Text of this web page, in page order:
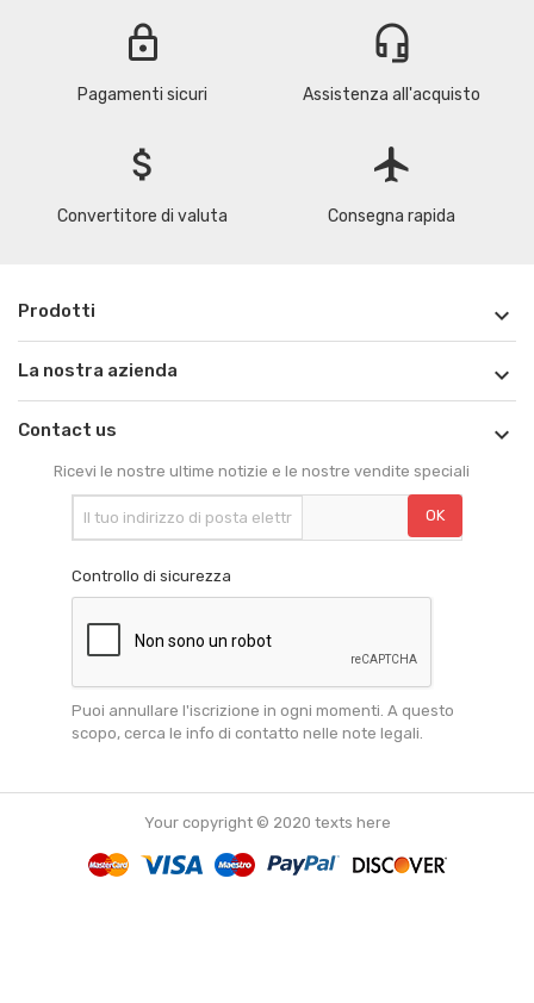
lock
Pagamenti sicuri
headset_mic
Assistenza all'acquisto
attach_money
Convertitore di valuta
flight
Consegna rapida
Prodotti 
La nostra azienda 
Contact us 
Ricevi le nostre ultime notizie e le nostre vendite speciali
Controllo di sicurezza
Puoi annullare l'iscrizione in ogni momenti. A questo
scopo, cerca le info di contatto nelle note legali.
Your copyright © 2020 texts here